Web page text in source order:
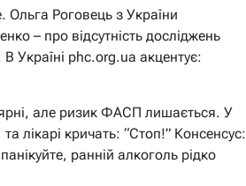
Ольга Роговець з України
– про відсутність досліджень
Україні phc.org.ua акцентує:
але ризик ФАСП лишається. У
лікарі кричать: “Стоп!” Консенсус:
ранній алкоголь рідко